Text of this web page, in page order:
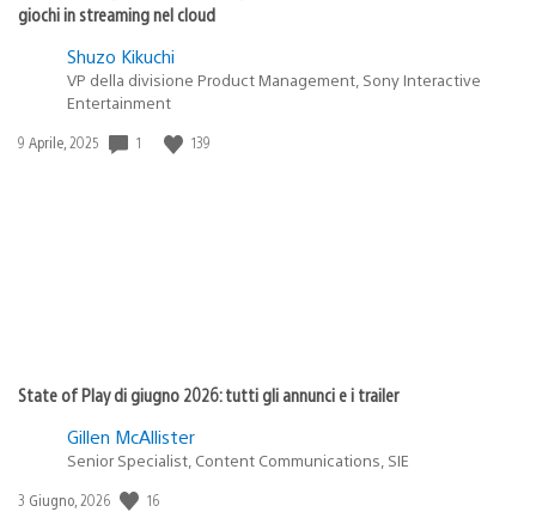
giochi in streaming nel cloud
Shuzo Kikuchi
VP della divisione Product Management, Sony Interactive
Entertainment
Data
9 Aprile, 2025 1 139
State of Play di giugno 2026: tutti gli annunci e i trailer
Gillen McAllister
Senior Specialist, Content Communications, SIE
Data
3 Giugno, 2026 16